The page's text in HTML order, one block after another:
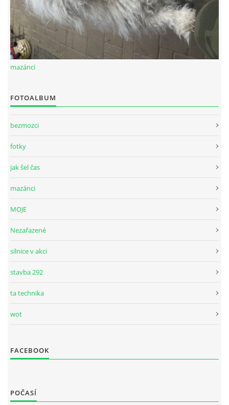
mazánci
FOTOALBUM
bezmozci
fotky
jak šel čas
mazánci
MOJE
Nezařazené
silnice v akci
stavba 292
ta technika
wot
FACEBOOK
POČASÍ